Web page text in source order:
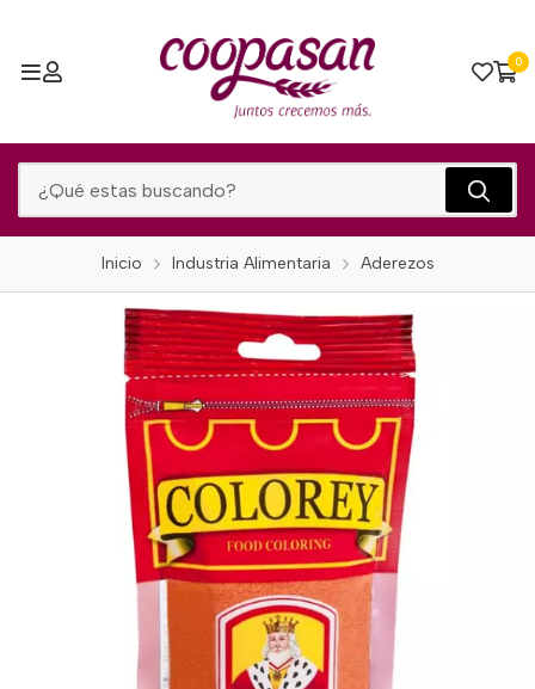
0
Inicio Industria Alimentaria Aderezos